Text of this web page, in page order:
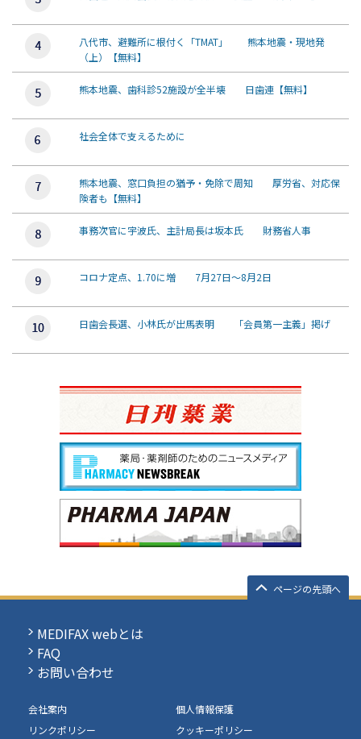
八代市、避難所に根付く「TMAT」 熊本地震・現地発
（上）【無料】
熊本地震、歯科診52施設が全半壊 日歯連【無料】
社会全体で支えるために
熊本地震、窓口負担の猶予・免除で周知 厚労省、対応保
険者も【無料】
事務次官に宇波氏、主計局長は坂本氏 財務省人事
コロナ定点、1.70に増 7月27日～8月2日
日歯会長選、小林氏が出馬表明 「会員第一主義」掲げ
ページの先頭へ
MEDIFAX webとは
FAQ
お問い合わせ
会社案内
個人情報保護
リンクポリシー
クッキーポリシー